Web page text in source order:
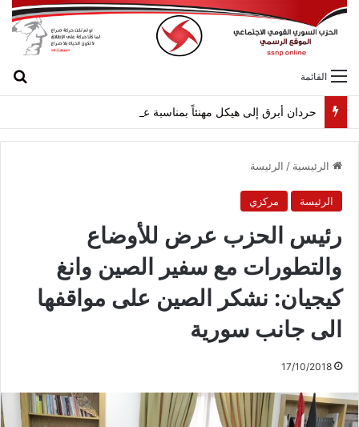
القائمة
حردان أبرق إلى هيكل مهنئاً بمناسبة عيد الجيش
الرئيسية / الرئيسة
الرئيسة مركزي
رئيس الحزب عرض للأوضاع
والتطورات مع سفير الصين وانغ
كيجيان: نشكر الصين على مواقفها
الى جانب سورية
17/10/2018